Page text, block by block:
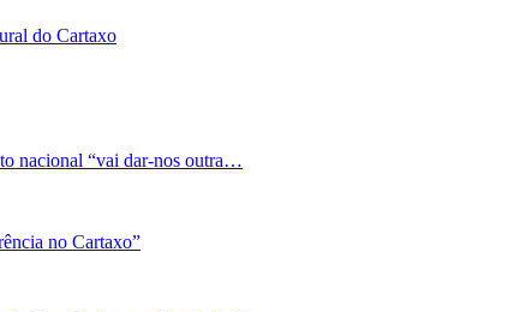
do Cartaxo
nacional “vai dar-nos outra…
no Cartaxo”